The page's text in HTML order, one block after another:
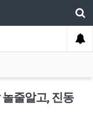
줄알고, 진동